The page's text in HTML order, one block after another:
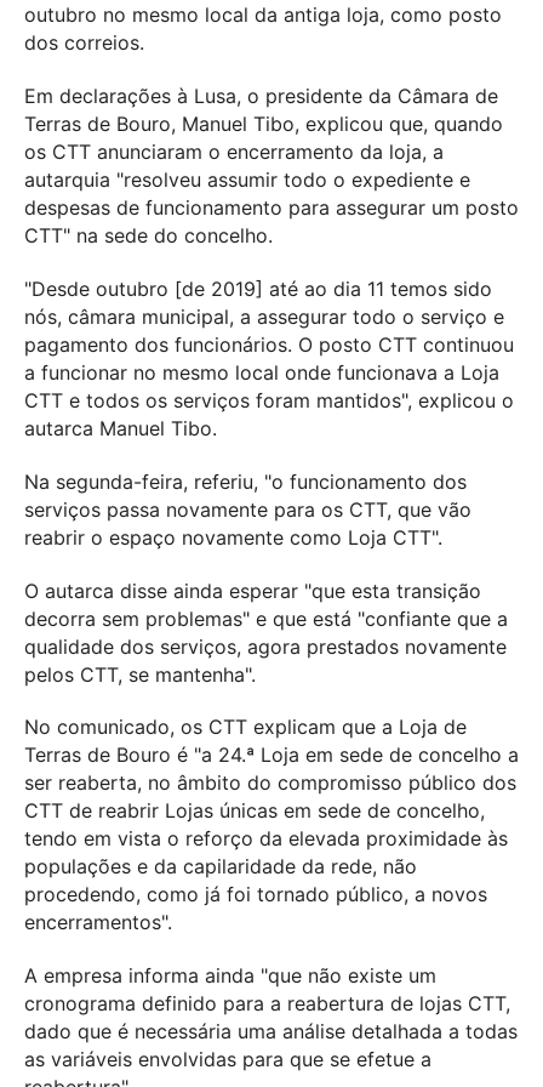
outubro no mesmo local da antiga loja, como posto
dos correios.
Em declarações à Lusa, o presidente da Câmara de
Terras de Bouro, Manuel Tibo, explicou que, quando
os CTT anunciaram o encerramento da loja, a
autarquia "resolveu assumir todo o expediente e
despesas de funcionamento para assegurar um posto
CTT" na sede do concelho.
"Desde outubro [de 2019] até ao dia 11 temos sido
nós, câmara municipal, a assegurar todo o serviço e
pagamento dos funcionários. O posto CTT continuou
a funcionar no mesmo local onde funcionava a Loja
CTT e todos os serviços foram mantidos", explicou o
autarca Manuel Tibo.
Na segunda-feira, referiu, "o funcionamento dos
serviços passa novamente para os CTT, que vão
reabrir o espaço novamente como Loja CTT".
O autarca disse ainda esperar "que esta transição
decorra sem problemas" e que está "confiante que a
qualidade dos serviços, agora prestados novamente
pelos CTT, se mantenha".
No comunicado, os CTT explicam que a Loja de
Terras de Bouro é "a 24.ª Loja em sede de concelho a
ser reaberta, no âmbito do compromisso público dos
CTT de reabrir Lojas únicas em sede de concelho,
tendo em vista o reforço da elevada proximidade às
populações e da capilaridade da rede, não
procedendo, como já foi tornado público, a novos
encerramentos".
A empresa informa ainda "que não existe um
cronograma definido para a reabertura de lojas CTT,
dado que é necessária uma análise detalhada a todas
as variáveis envolvidas para que se efetue a